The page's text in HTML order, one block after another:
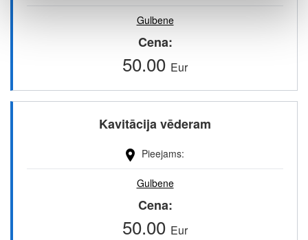
Gulbene
Cena
50.00 Eur
Kavitācija vēderam
Pieejams
Gulbene
Cena
50.00 Eur